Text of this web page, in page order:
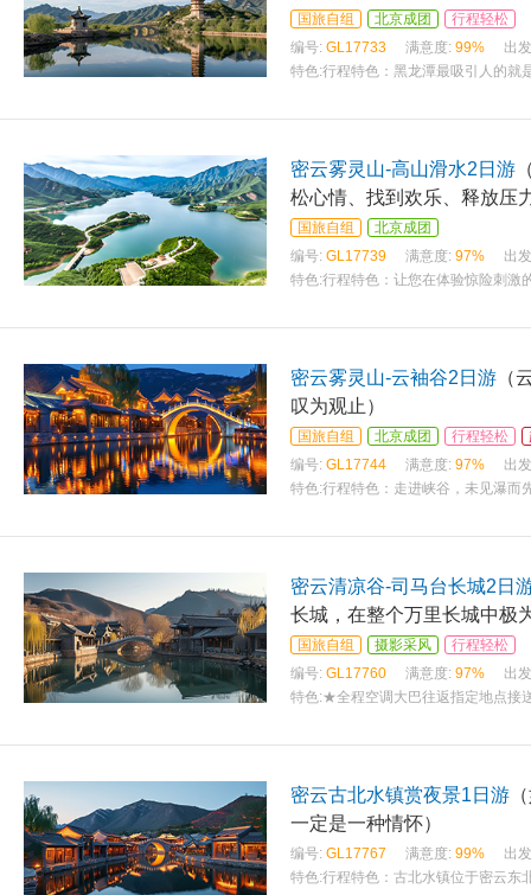
国旅自组 北京成团
行程轻松
编号: GL17733 满意度: 99%
出
特色:行程特色：黑龙潭最吸引人的就
密云雾灵山-高山滑水2日游
松心情、找到欢乐、释放压
国旅自组
北京成团
编号: GL17739 满意度: 97%
出
特色:行程特色：让您在体验惊险刺激
密云雾灵山-云袖谷2日游 （
叹为观止）
国旅自组 北京成团 行程轻松
编号: GL17744 满意度: 97%
出
特色:行程特色：走进峡谷，未见瀑而
密云清凉谷-司马台长城2日
长城，在整个万里长城中极
国旅自组 摄影采风
行程轻松
编号: GL17760 满意度: 97%
出
特色:★全程空调大巴往返指定地点接
密云古北水镇赏夜景1日游
一定是一种情怀）
编号: GL17767 满意度: 99%
出
特色:行程特色：古北水镇位于密云东